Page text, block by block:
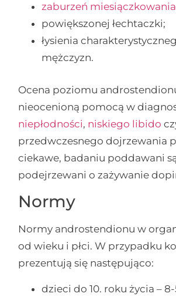
zaburzeń miesiączkowania
powiększonej łechtaczki;
łysienia
mężczyzn.
Ocena poziomu
nieocenioną pomocą w
niepłodności, niskiego libido
przedwczesnego dojrzewania
ciekawe, badaniu poddawani
podejrzewani o zażywanie
Normy
Normy androstendionu w
od wieku i płci. W przypadku
prezentują się następująco:
dzieci do 10. roku życia –